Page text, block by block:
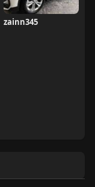
zainn345